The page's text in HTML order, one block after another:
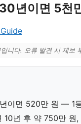
년이면 5
니다. 오류 발견 시 제보
이면 520만 원 — 1
10년 후 약 750만 원